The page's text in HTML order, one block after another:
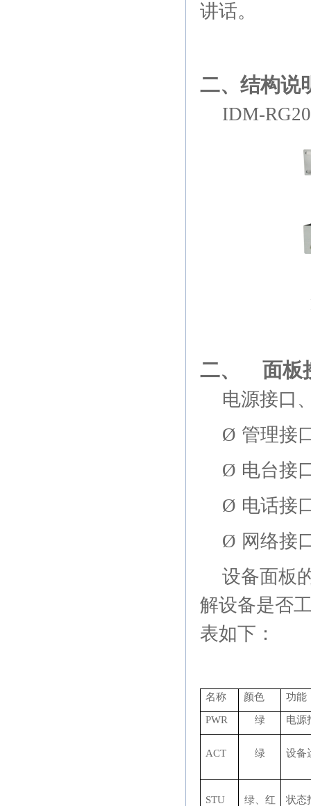
讲话。
二、结构说
IDM-
二、 面板
电源接口
Ø 管理接
Ø 电台接
Ø 电话接
Ø 网络接
设备面板
解设备是否
表如下：
名称 颜色 功能
PWR 绿 电源
ACT 绿 设备
STU 绿、红 状态